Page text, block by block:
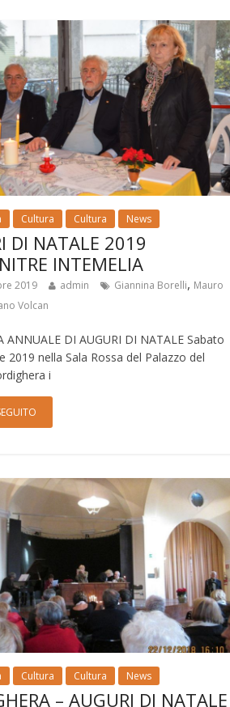
Cultura Cultura News
DI NATALE 2019
INTEMELIA
2019 admin Giannina Borelli, Mauro
Volcan
ANNUALE DI AUGURI DI NATALE Sabato
2019 nella Sala Rossa del Palazzo del
i
Cultura Cultura News
– AUGURI DI NATALE